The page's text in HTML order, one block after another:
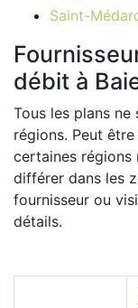
Saint-
débit à
Tous les plans
régions. Peut
certaines régions
différer dans les
fournisseur ou
détails.